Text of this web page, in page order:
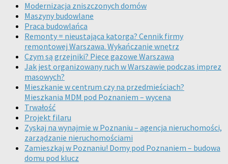
Modernizacja zniszczonych domów
Maszyny budowlane
Praca budowlańca
Remonty = nieustająca katorga? Cennik firmy
remontowej Warszawa. Wykańczanie wnętrz
Czym są grzejniki? Piece gazowe Warszawa
Jak jest organizowany ruch w Warszawie podczas imprez
masowych?
Mieszkanie w centrum czy na przedmieściach?
Mieszkania MDM pod Poznaniem – wycena
Trwałość
Projekt filaru
Zyskaj na wynajmie w Poznaniu – agencja nieruchomości,
zarządzanie nieruchomościami
Zamieszkaj w Poznaniu! Domy pod Poznaniem – budowa
domu pod klucz